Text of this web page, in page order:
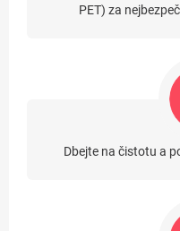
PET) za
Dbejte na čistotu a